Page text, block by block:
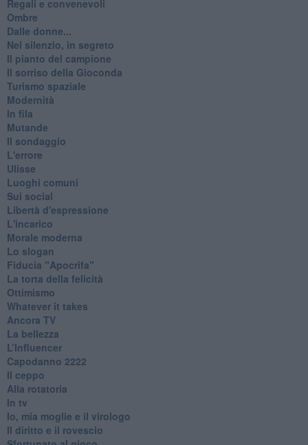
Regali e convenevoli
Ombre
Dalle donne...
Nel silenzio, in segreto
Il pianto del campione
Il sorriso della Gioconda
Turismo spaziale
Modernità
In fila
Mutande
Il sondaggio
L'errore
Ulisse
Luoghi comuni
Sui social
Libertà d'espressione
L'incarico
Morale moderna
Lo slogan
Fiducia "Apocrifa"
La torta della felicità
Ottimismo
Whatever it takes
Ancora TV
La bellezza
L’Influencer
​Capodanno 2222
Il ceppo
Alla rotatoria
In tv
Io, mia moglie e il virologo
Il diritto e il rovescio